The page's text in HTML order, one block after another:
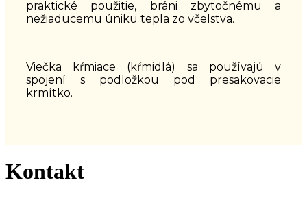
praktické použitie, bráni zbytočnému a
nežiaducemu úniku tepla zo včelstva.
Viečka kŕmiace (kŕmidlá) sa používajú v
spojení s podložkou pod presakovacie
krmítko.
Kontakt